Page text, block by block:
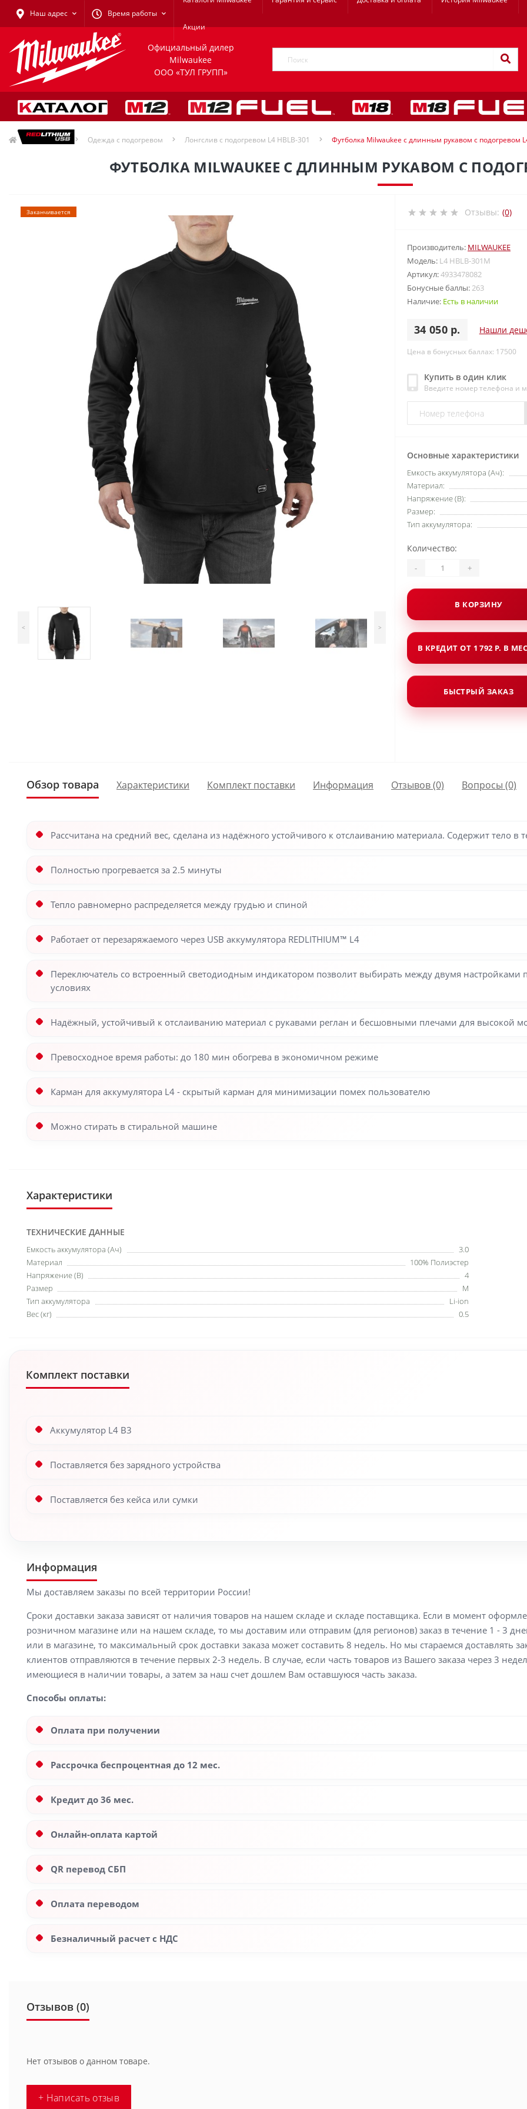
Наш адрес Время работы
Акции
Официальный дилер
Milwaukee
ООО «ТУЛ ГРУПП»
Одежда Одежда с подогревом Лонгслив с подогревом L4 HBLB-301 Футболка Milwaukee с длинным рукавом с подогревом
ФУТБОЛКА MILWAUKEE С ДЛИННЫМ РУКАВОМ С
Заканчивается
< >
Отзывы: (0)
Производитель: MILWAUKEE
Модель: L4 HBLB-301M
Артикул:4933478082
Бонусные баллы:263
Наличие: Есть в наличии
34 050 р. Нашли
Цена в бонусных баллах: 17500
Купить в один клик
Введите номер телефона и
Основные характеристики
Емкость аккумулятора (Ач):
Материал:
Напряжение (В):
Размер:
Тип аккумулятора:
Количество:
- +
В КОРЗИНУ
В КРЕДИТ ОТ 1 792 Р. В
БЫСТРЫЙ ЗАКАЗ
Обзор товара Характеристики Комплект поставки Информация Отзывов (0) Вопросы (0)
Рассчитана на средний вес, сделана из надёжного устойчивого к отслаиванию материала. Содержит тело в
Полностью прогревается за 2.5 минуты
Тепло равномерно распределяется между грудью и спиной
Работает от перезаряжаемого через USB аккумулятора REDLITHIUM™ L4
Переключатель со встроенный светодиодным индикатором позволит выбирать между двумя
условиях
Надёжный, устойчивый к отслаиванию материал с рукавами реглан и бесшовными плечами для высокой
Превосходное время работы: до 180 мин обогрева в экономичном режиме
Карман для аккумулятора L4 - скрытый карман для минимизации помех пользователю
Можно стирать в стиральной машине
Характеристики
ТЕХНИЧЕСКИЕ ДАННЫЕ
Емкость аккумулятора (Ач)
3.0
Материал
100% Полиэстер
Напряжение (В)
4
Размер
M
Тип аккумулятора
Li-ion
Вес (кг)
0.5
Комплект поставки
Аккумулятор L4 B3
Поставляется без зарядного устройства
Поставляется без кейса или сумки
Информация
Мы доставляем заказы по всей территории России!
Сроки доставки заказа зависят от наличия товаров на нашем складе и складе поставщика. Если в момент
розничном магазине или на нашем складе, то мы доставим или отправим (для регионов) заказ в течение 1 - 3
или в магазине, то максимальный срок доставки заказа может составить 8 недель. Но мы стараемся доставлять
клиентов отправляются в течение первых 2-3 недель. В случае, если часть товаров из Вашего заказа через 3
имеющиеся в наличии товары, а затем за наш счет дошлем Вам оставшуюся часть заказа.
Способы оплаты:
Оплата при получении
Рассрочка беспроцентная до 12 мес.
Кредит до 36 мес.
Онлайн-оплата картой
QR перевод СБП
Оплата переводом
Безналичный расчет с НДС
Отзывов (0)
Нет отзывов о данном товаре.
+ Написать отзыв